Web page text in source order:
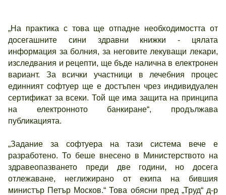
„На практика с това ще отпадне необходимостта от
досегашните сини здравни книжки - цялата
информация за болния, за неговите лекуващи лекари,
изследвания и рецепти, ще бъде налична в електронен
вариант. За всички участници в лечебния процес
единният софтуер ще е достъпен чрез индивидуален
сертификат за всеки. Той ще има защита на принципа
на електронното банкиране“, продължава
публикацията.
„Задание за софтуера на тази система вече е
разработено. То беше внесено в Министерството на
здравеопазването преди две години, но досега
отлежаване, неглижирано от екипа на бившия
министър Петър Москов.“ Това обясни пред „Труд“ д-р